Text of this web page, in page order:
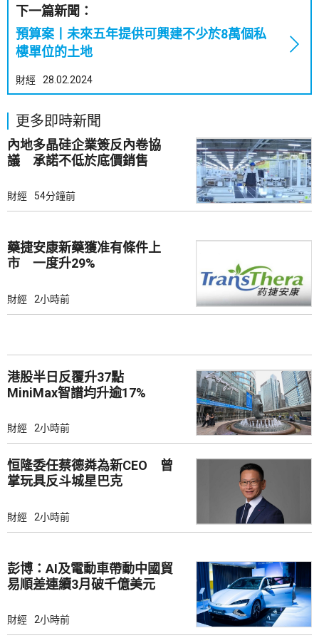
下一篇新聞：
預算案丨未來五年提供可興建不少於8萬個私
樓單位的土地
財經 28.02.2024
更多即時新聞
內地多晶硅企業簽反內卷協
議 承諾不低於底價銷售
財經 54分鐘前
藥捷安康新藥獲准有條件上
市 一度升29%
財經 2小時前
港股半日反覆升37點
MiniMax智譜均升逾17%
財經 2小時前
恒隆委任蔡德粦為新CEO 曾
掌玩具反斗城星巴克
財經 2小時前
彭博：AI及電動車帶動中國貿
易順差連續3月破千億美元
財經 2小時前